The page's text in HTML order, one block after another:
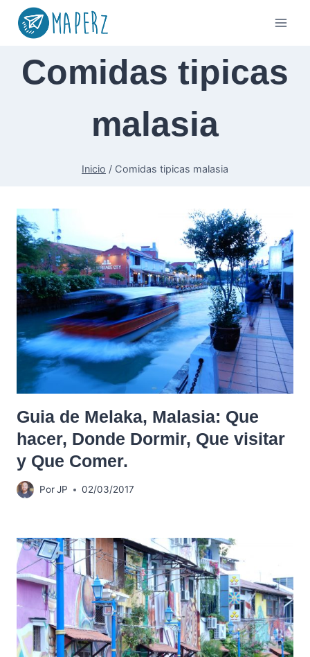
Saltar
Comidas tipicas
malasia
Inicio / Comidas tipicas malasia
Guia de Melaka, Malasia: Que
hacer, Donde Dormir, Que visitar
y Que Comer.
PorJP 02/03/2017